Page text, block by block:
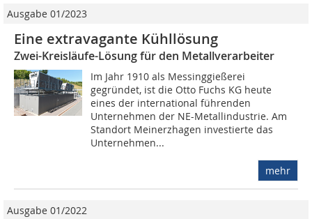
Ausgabe 01/2023
Eine extravagante Kühllösung
Zwei-Kreisläufe-Lösung für den Metallverarbeiter
Im Jahr 1910 als Messinggießerei
gegründet, ist die Otto Fuchs KG heute
eines der international führenden
Unternehmen der NE-Metallindustrie. Am
Standort Meinerzhagen investierte das
Unternehmen...
mehr
Ausgabe 01/2022